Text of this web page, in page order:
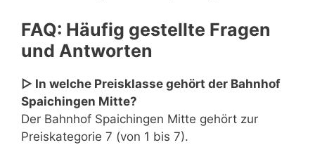
FAQ: Häufig gestellte Fragen
und Antworten
▷ In welche Preisklasse gehört der Bahnhof
Spaichingen Mitte?
Der Bahnhof Spaichingen Mitte gehört zur
Preiskategorie 7 (von 1 bis 7).